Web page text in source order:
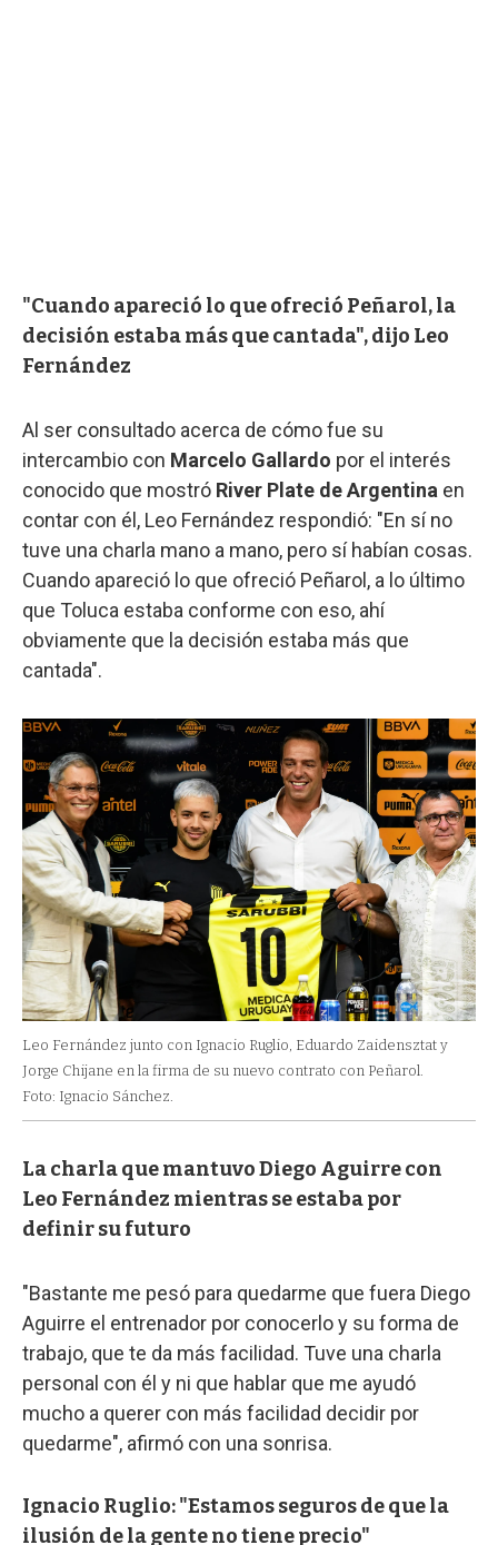
"Cuando apareció lo que ofreció Peñarol, la
decisión estaba más que cantada", dijo Leo
Fernández
Al ser consultado acerca de cómo fue su
intercambio con Marcelo Gallardo por el interés
conocido que mostró River Plate de Argentina en
contar con él, Leo Fernández respondió: "En sí no
tuve una charla mano a mano, pero sí habían cosas.
Cuando apareció lo que ofreció Peñarol, a lo último
que Toluca estaba conforme con eso, ahí
obviamente que la decisión estaba más que
cantada".
Leo Fernández junto con Ignacio Ruglio, Eduardo Zaidensztat y
Jorge Chijane en la firma de su nuevo contrato con Peñarol.
Foto: Ignacio Sánchez.
La charla que mantuvo Diego Aguirre con
Leo Fernández mientras se estaba por
definir su futuro
"Bastante me pesó para quedarme que fuera Diego
Aguirre el entrenador por conocerlo y su forma de
trabajo, que te da más facilidad. Tuve una charla
personal con él y ni que hablar que me ayudó
mucho a querer con más facilidad decidir por
quedarme", afirmó con una sonrisa.
Ignacio Ruglio: "Estamos seguros de que la
ilusión de la gente no tiene precio"